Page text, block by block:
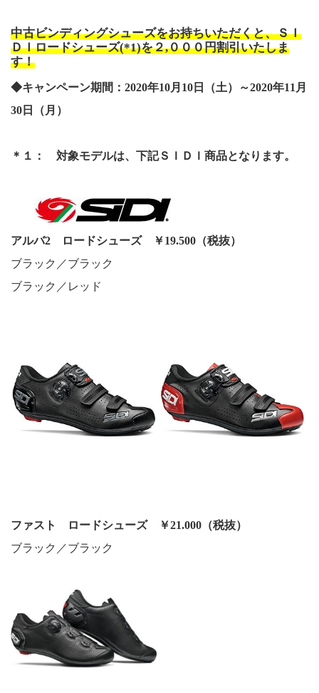
中古ビンディングシューズをお持ちいただくと、ＳＩ
ＤＩロードシューズ(*1)を２,０００円割引いたしま
す！
◆キャンペーン期間：2020年10月10日（土）～2020年11月
30日（月）
＊１： 対象モデルは、下記ＳＩＤＩ商品となります。
アルバ2 ロードシューズ ￥19.500（税抜）
ブラック／ブラック
ブラック／レッド
ファスト ロードシューズ ￥21.000（税抜）
ブラック／ブラック